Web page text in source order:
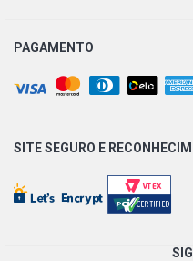
PAGAMENTO
SITE SEGURO E